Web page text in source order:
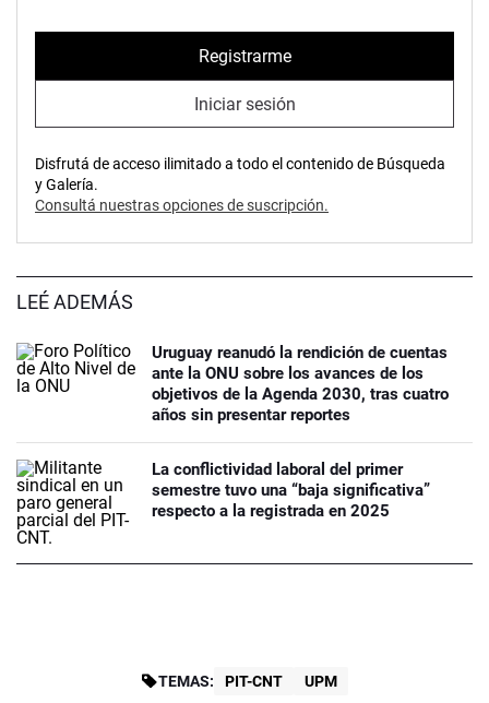
Registrarme
Iniciar sesión
Disfrutá de acceso ilimitado a todo el contenido de Búsqueda
y Galería.
Consultá nuestras opciones de suscripción.
LEÉ ADEMÁS
Uruguay reanudó la rendición de cuentas
ante la ONU sobre los avances de los
objetivos de la Agenda 2030, tras cuatro
años sin presentar reportes
La conflictividad laboral del primer
semestre tuvo una “baja significativa”
respecto a la registrada en 2025
TEMAS: PIT-CNT UPM